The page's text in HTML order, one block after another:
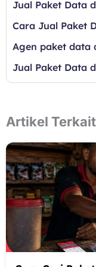
Jual Paket Data
Cara Jual Paket
Agen paket data
Jual Paket Data
Artikel Terkait